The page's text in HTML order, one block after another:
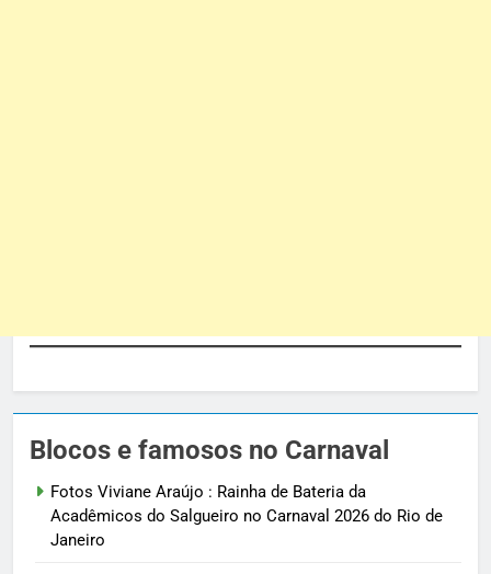
Blocos e famosos no Carnaval
Fotos Viviane Araújo : Rainha de Bateria da
Acadêmicos do Salgueiro no Carnaval 2026 do Rio de
Janeiro